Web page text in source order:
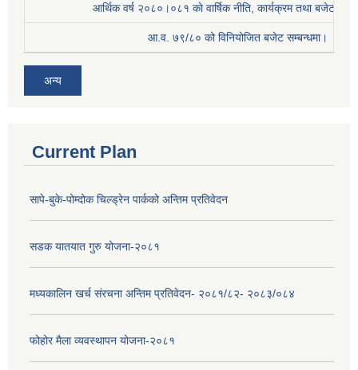
आर्थिक वर्ष २०८०।०८१ काे वार्षिक नीति, कार्यक्रम तथा बजेट
आ.व. ७९/८० को विनियोजित बजेट सम्बन्धमा।
अन्य
Current Plan
सापे-बुके-पोम्दोक चिल्ड्रेन पार्कको अन्तिम प्रतिवेदन
सडक यातयात गुरु योजना-२०८१
मध्यकालिन खर्च संरचना अन्तिम प्रतिवेदन- २०८१/८२- २०८३/०८४
फोहोर मैला व्यवस्थापन योजना-२०८१